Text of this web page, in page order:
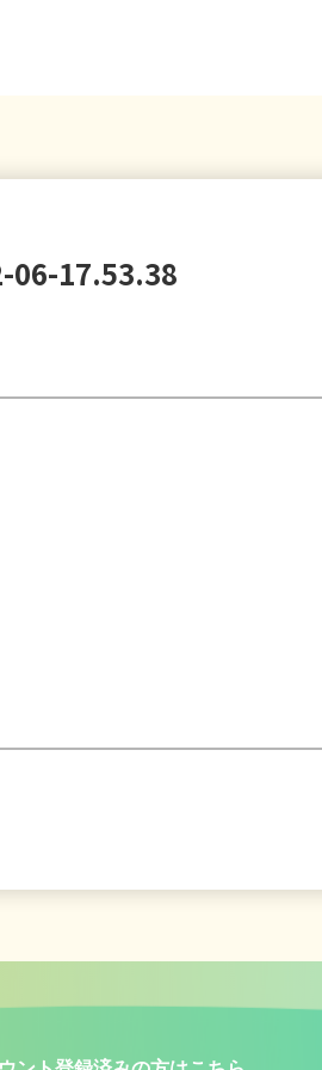
06-17.53.38